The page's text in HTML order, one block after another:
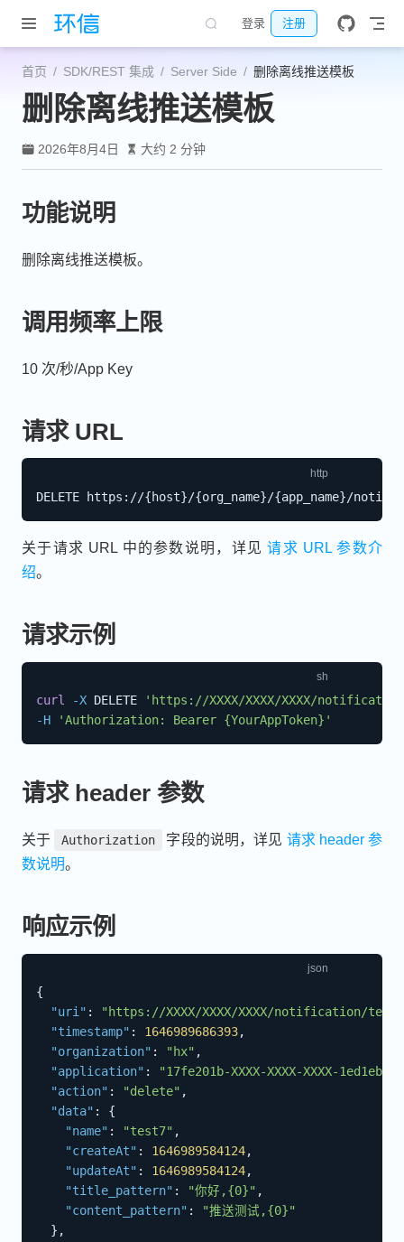
跳至主要內容
登录 注册
首页 SDK/REST 集成 Server Side 删除离线推送模板
删除离线推送模板
2026年8月4日 大约 2 分钟
功能说明
删除离线推送模板。
调用频率上限
10 次/秒/App Key
请求 URL
关于请求 URL 中的参数说明，详见请求 URL 参数介
绍。
请求示例
curl -X DELETE
'https://XXXX/XXXX/XXXX/
-H
'Authorization: Bearer {YourAppToken}'
请求 header 参数
关于 Authorization 字段的说明，详见 请求 header 参
数说明。
响应示例
{
"uri" :
"https://XXXX/XXXX/XXXX/notification/
"timestamp" : 1646989686393,
"organization" : "hx" ,
"application" :
"17fe201b-XXXX-XXXX-XXXX-
"action" : "delete" ,
"data" :
{
"name" : "test7" ,
"createAt" : 1646989584124,
"updateAt" : 1646989584124,
"title_pattern" : "你好,{0}" ,
"content_pattern" :
"推送测试,{0}"
} ,